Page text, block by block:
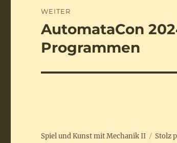
WEITER
Nächster
Beitrag:
AutomataCon
Programmen
Spiel und Kunst mit Mechanik II Stolz